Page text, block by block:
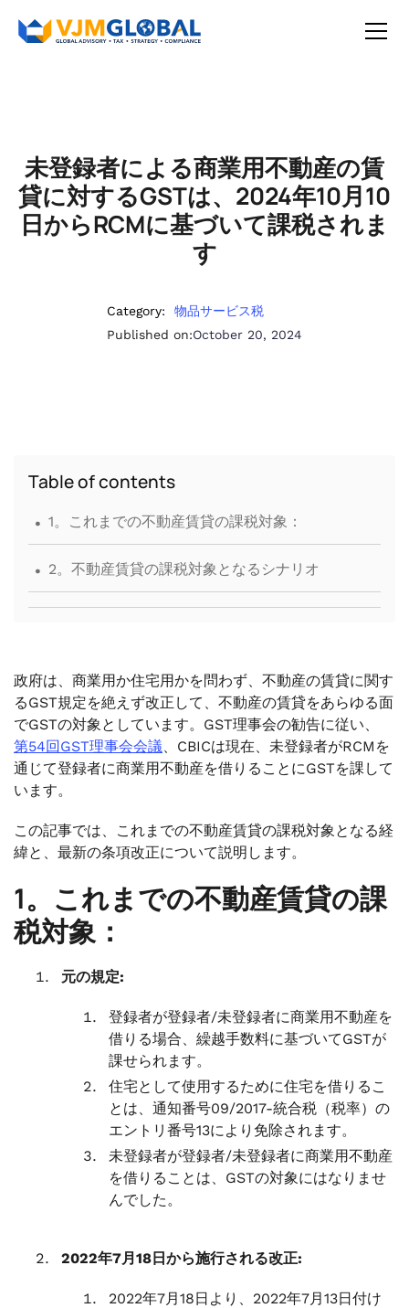
未登録者による商業用不動産の賃
貸に対するGSTは、2024年10月10
日からRCMに基づいて課税されま
す
Category:
物品サービス税
Published on:October 20, 2024
Table of contents
. 1。これまでの不動産賃貸の課税対象：
. 2。不動産賃貸の課税対象となるシナリオ
政府は、商業用か住宅用かを問わず、不動産の賃貸に関す
るGST規定を絶えず改正して、不動産の賃貸をあらゆる面
でGSTの対象としています。GST理事会の勧告に従い、
第54回GST理事会会議、CBICは現在、未登録者がRCMを
通じて登録者に商業用不動産を借りることにGSTを課して
います。
この記事では、これまでの不動産賃貸の課税対象となる経
緯と、最新の条項改正について説明します。
1。これまでの不動産賃貸の課
税対象：
元の規定:
登録者が登録者/未登録者に商業用不動産を
借りる場合、繰越手数料に基づいてGSTが
課せられます。
住宅として使用するために住宅を借りるこ
とは、通知番号09/2017-統合税（税率）の
エントリ番号13により免除されます。
未登録者が登録者/未登録者に商業用不動産
を借りることは、GSTの対象にはなりませ
んでした。
2022年7月18日から施行される改正:
2022年7月18日より、2022年7月13日付け